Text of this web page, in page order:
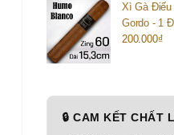
Xì Gà Điếu
Gordo - 1
200.000₫
🔒 CAM KẾT CHẤT